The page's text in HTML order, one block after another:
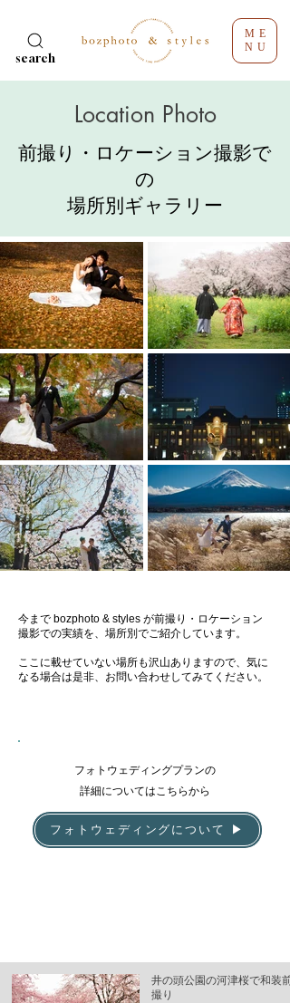
search
ME
NU
Location Photo
前撮り・ロケーション撮影で
の
​場所別ギャラリー
​今まで bozphoto & styles が前撮り・ロケーション
撮影での実績を、場所別でご紹介しています。
ここに載せていない場所も沢山ありますので、気に
なる場合は是非、お問い合わせしてみてください。
フォトウェディングプランの
​詳細についてはこちらから
フォトウェディングについて ▶
井の頭公園の河津桜で和装前
撮り